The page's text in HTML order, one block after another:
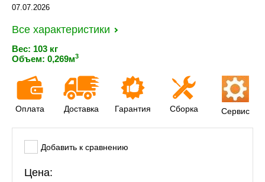
07.07.2026
Все характеристики
Вес: 103 кг
Объем: 0,269м3
Оплата Доставка Гарантия Сборка Сервис
Добавить к сравнению
Цена: